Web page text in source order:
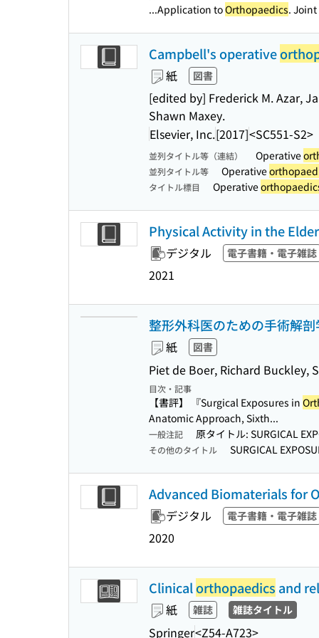
...Application toOrthopaedics.
Campbell's operative
紙 図書
[edited by] Frederick M. Azar,
Shawn Maxey.
Elsevier, Inc.[2017]<SC551-S2>
並列タイトル等（連結） Operative
並列タイトル等 Operative
タイトル標目 Operative
Physical Activity in the
デジタル 電子書籍・電子雑誌
2021
整形外科医のための手術解
紙 図書
Piet de Boer, Richard Buckley,
目次・記事
【書評】 『Surgical Exposures in
Anatomic Approach, Sixth...
一般注記 原タイトル: SURGICAL
その他のタイトル SURGICAL
Advanced Biomaterials for
デジタル 電子書籍・電子雑誌
2020
Clinicalorthopaedics and
紙 雑誌 雑誌タイトル
Springer<Z54-A723>